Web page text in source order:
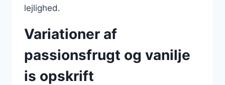
lejlighed.
Variationer af
passionsfrugt og vanilje
is opskrift